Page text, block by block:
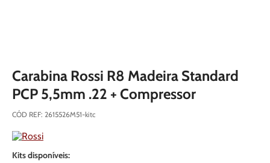
Carabina Rossi R8 Madeira Standard
PCP 5,5mm .22 + Compressor
CÓD REF: 2615526M51-kitc
Kits disponíveis: